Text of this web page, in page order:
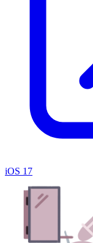
iOS 17